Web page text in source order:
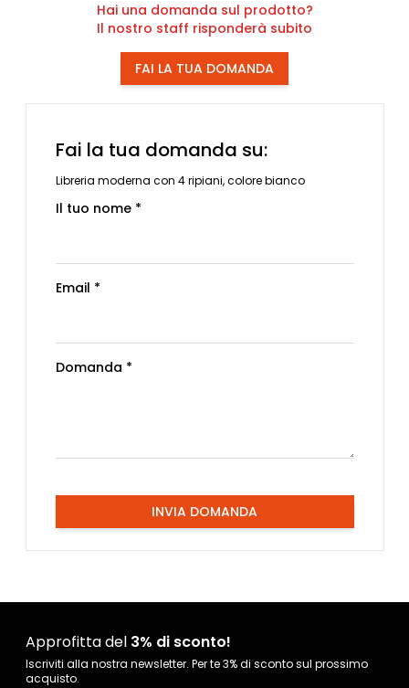
Hai una domanda sul prodotto?
Il nostro staff risponderà subito
FAI LA TUA DOMANDA
Fai la tua domanda su:
Libreria moderna con 4 ripiani, colore bianco
Il tuo nome *
Email *
Domanda *
INVIA DOMANDA
Approfitta del 3% di sconto!
Iscriviti alla nostra newsletter. Per te 3% di sconto sul prossimo
acquisto.